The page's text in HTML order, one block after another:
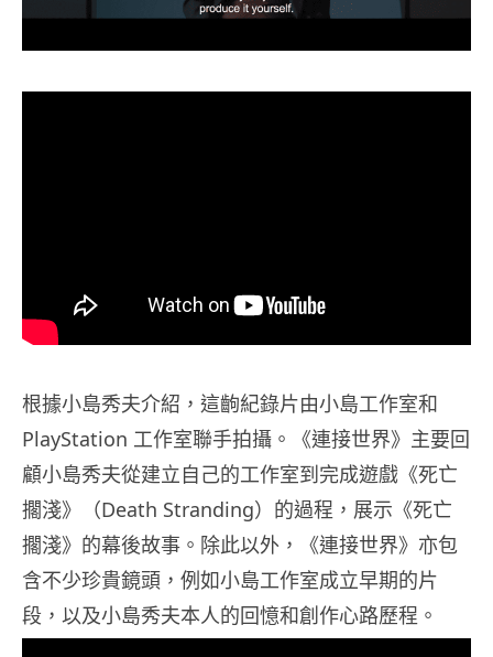
根據小島秀夫介紹，這齣紀錄片由小島工作室和
PlayStation 工作室聯手拍攝。《連接世界》主要回
顧小島秀夫從建立自己的工作室到完成遊戲《死亡
擱淺》（Death Stranding）的過程，展示《死亡
擱淺》的幕後故事。除此以外，《連接世界》亦包
含不少珍貴鏡頭，例如小島工作室成立早期的片
段，以及小島秀夫本人的回憶和創作心路歷程。